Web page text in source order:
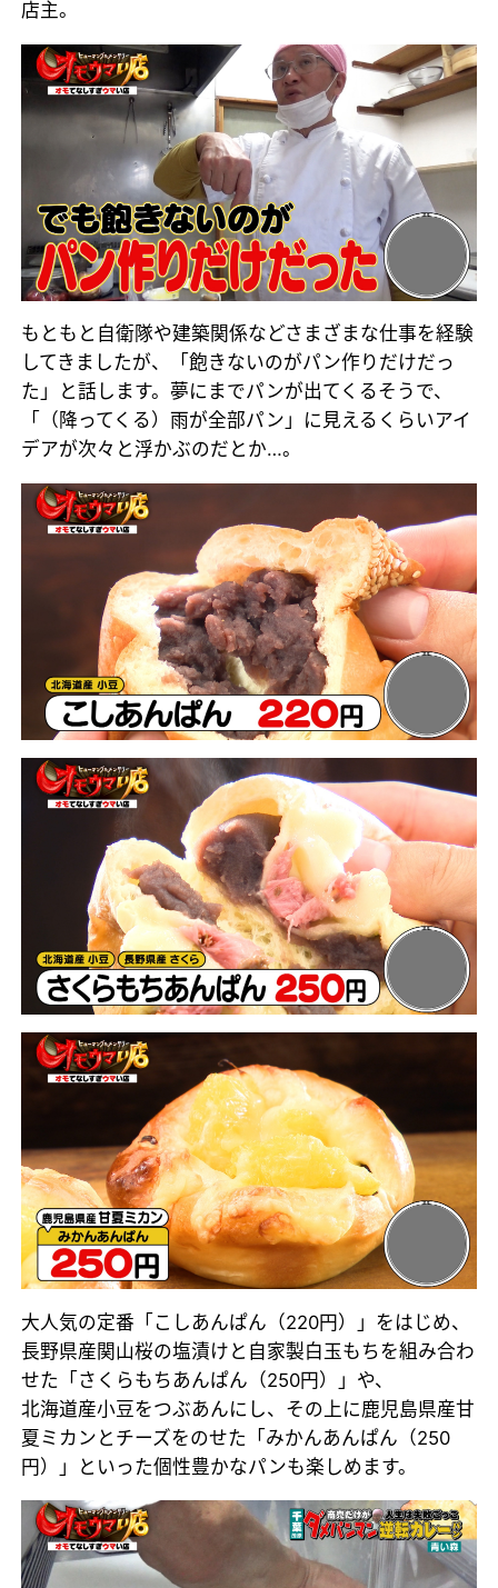
店主。
もともと自衛隊や建築関係などさまざまな仕事を経験
してきましたが、「飽きないのがパン作りだけだっ
た」と話します。夢にまでパンが出てくるそうで、
「（降ってくる）雨が全部パン」に見えるくらいアイ
デアが次々と浮かぶのだとか…。
大人気の定番「こしあんぱん（220円）」をはじめ、
長野県産関山桜の塩漬けと自家製白玉もちを組み合わ
せた「さくらもちあんぱん（250円）」や、
北海道産小豆をつぶあんにし、その上に鹿児島県産甘
夏ミカンとチーズをのせた「みかんあんぱん（250
円）」といった個性豊かなパンも楽しめます。